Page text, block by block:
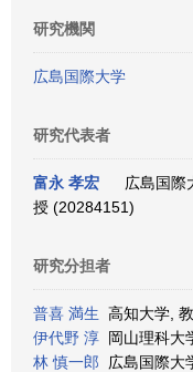
研究機関
広島国際大学
研究代表者
富永 孝宏
広島国際
授 (20284151)
研究分担者
普喜 満生 高知大学,
伊代野 淳 岡山理科大
林 慎一郎 広島国際大